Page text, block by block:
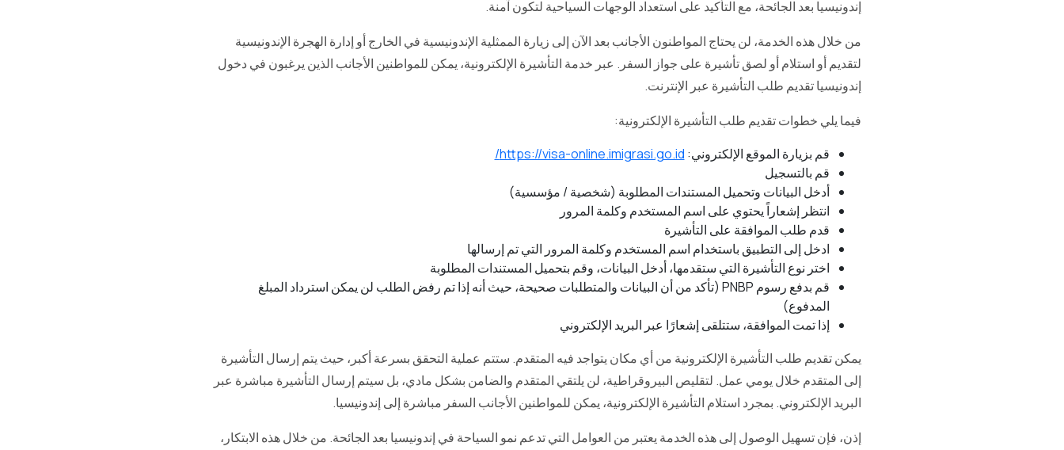
إندونيسيا بعد الجائحة، مع التأكيد على استعداد الوجهات السياحية لتكون آمنة.
من خلال هذه الخدمة، لن يحتاج المواطنون الأجانب بعد الآن إلى زيارة الممثلية الإندونيسية في الخارج أو إدارة الهجرة الإندونيسية
لتقديم أو استلام أو لصق تأشيرة على جواز السفر. عبر خدمة التأشيرة الإلكترونية، يمكن للمواطنين الأجانب الذين يرغبون في دخول
إندونيسيا تقديم طلب التأشيرة عبر الإنترنت.
فيما يلي خطوات تقديم طلب التأشيرة الإلكترونية:
قم بزيارة الموقع الإلكتروني: https://visa-online.imigrasi.go.id/
قم بالتسجيل
أدخل البيانات وتحميل المستندات المطلوبة (شخصية / مؤسسية)
انتظر إشعاراً يحتوي على اسم المستخدم وكلمة المرور
قدم طلب الموافقة على التأشيرة
ادخل إلى التطبيق باستخدام اسم المستخدم وكلمة المرور التي تم إرسالها
اختر نوع التأشيرة التي ستقدمها، أدخل البيانات، وقم بتحميل المستندات المطلوبة
قم بدفع رسوم PNBP (تأكد من أن البيانات والمتطلبات صحيحة، حيث أنه إذا تم رفض الطلب لن يمكن استرداد المبلغ
المدفوع)
إذا تمت الموافقة، ستتلقى إشعارًا عبر البريد الإلكتروني
يمكن تقديم طلب التأشيرة الإلكترونية من أي مكان يتواجد فيه المتقدم. ستتم عملية التحقق بسرعة أكبر، حيث يتم إرسال التأشيرة
إلى المتقدم خلال يومي عمل. لتقليص البيروقراطية، لن يلتقي المتقدم والضامن بشكل مادي، بل سيتم إرسال التأشيرة مباشرة عبر
البريد الإلكتروني. بمجرد استلام التأشيرة الإلكترونية، يمكن للمواطنين الأجانب السفر مباشرة إلى إندونيسيا.
إذن، فإن تسهيل الوصول إلى هذه الخدمة يعتبر من العوامل التي تدعم نمو السياحة في إندونيسيا بعد الجائحة. من خلال هذه الابتكار،